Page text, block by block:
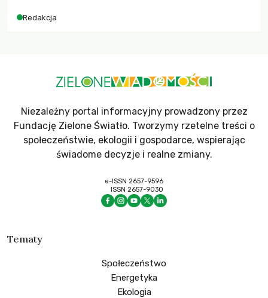
odnotowano największe tąpnięcie ODA w historii. Jakie będą
Redakcja
Niezależny portal informacyjny prowadzony przez
Fundację Zielone Światło. Tworzymy rzetelne treści o
społeczeństwie, ekologii i gospodarce, wspierając
świadome decyzje i realne zmiany.
e-ISSN 2657-9596
ISSN 2657-9030
Tematy
Społeczeństwo
Energetyka
Ekologia